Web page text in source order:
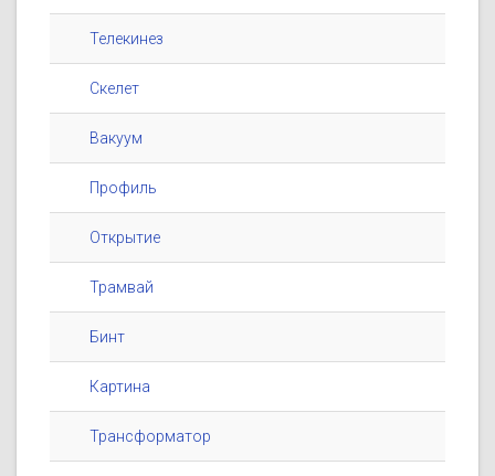
Телекинез
Скелет
Вакуум
Профиль
Открытие
Трамвай
Бинт
Картина
Трансформатор